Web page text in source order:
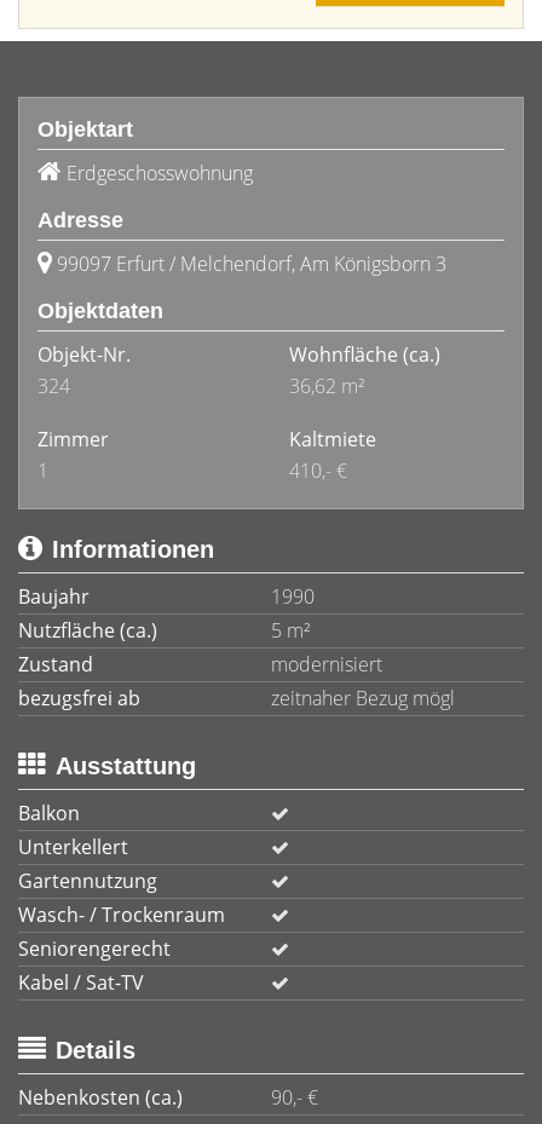
Objektart
Erdgeschosswohnung
Adresse
99097 Erfurt / Melchendorf, Am Königsborn 3
Objektdaten
Objekt-Nr.
324
Wohnfläche (ca.)
36,62 m²
Zimmer
1
Kaltmiete
410,- €
Informationen
Baujahr
1990
Nutzfläche (ca.)
5 m²
Zustand
modernisiert
bezugsfrei ab
zeitnaher Bezug mögl
Ausstattung
Balkon
Unterkellert
Gartennutzung
Wasch- / Trockenraum
Seniorengerecht
Kabel / Sat-TV
Details
Nebenkosten (ca.)
90,- €